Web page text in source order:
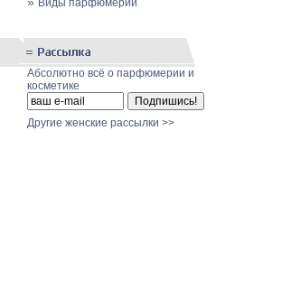
Виды парфюмерии
Абсолютно всё о парфюмерии и
косметике
Другие женские рассылки >>